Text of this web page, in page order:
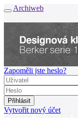
Archiweb
Zapoměli jste heslo?
Vytvořit nový účet